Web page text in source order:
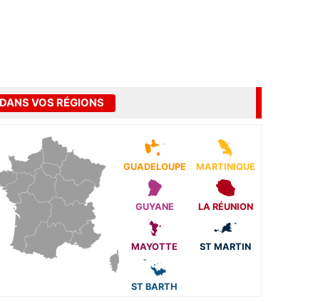
DANS VOS RÉGIONS
GUADELOUPE MARTINIQUE
GUYANE LA RÉUNION
MAYOTTE ST MARTIN
ST BARTH